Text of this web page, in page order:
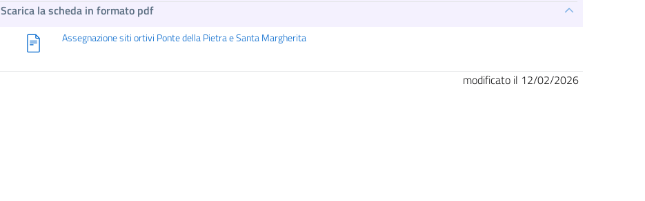
Scarica la scheda in formato pdf
Assegnazione siti ortivi Ponte della Pietra e Santa Margherita
modificato il 12/02/2026